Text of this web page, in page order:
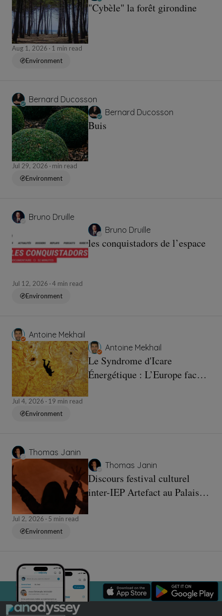
"Cybèle" la forêt girondine
Aug 1, 2026
1 min read
Environment
Bernard Ducosson
Bernard Ducosson
Buis
Jul 29, 2026
min read
Environment
Bruno Druille
Bruno Druille
les conquistadors de l’espace
Jul 12, 2026 4 min read
Environment
Antoine Mekhail
Antoine Mekhail
Le Syndrome d'Icare
Énergétique : L’Europe face
Jul 4, 2026
19 min read
Environment
Thomas Janin
Thomas Janin
Discours festival culturel
inter-IEP Artefact au Palais
Jul 2, 2026
5 min read
Environment